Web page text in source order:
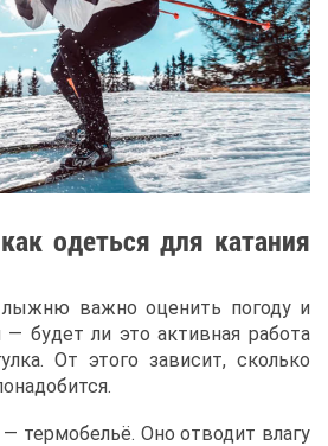
одеть­ся для ка­та­ния
важ­но оце­нить по­го­ду и
бу­дет ли это ак­тив­ная ра­бо­та
От это­го за­ви­сит, сколь­ко
— тер­мо­бе­льё. Оно от­во­дит вла­гу